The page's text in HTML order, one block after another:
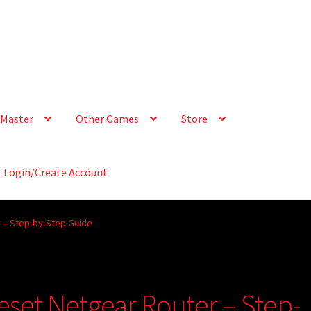
Other Games Store
Login/Create Account
– Step-by-Step Guide